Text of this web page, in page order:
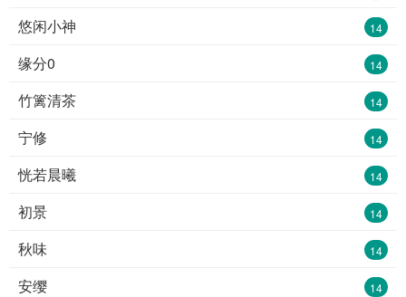
14
悠闲小神
14
缘分0
14
竹篱清茶
14
宁修
14
恍若晨曦
14
初景
14
秋味
14
安缨